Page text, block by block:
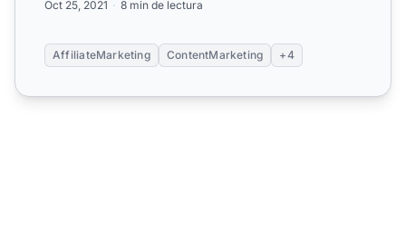
Oct 25, 2021 8 min de lectura
AffiliateMarketing ContentMarketing +4